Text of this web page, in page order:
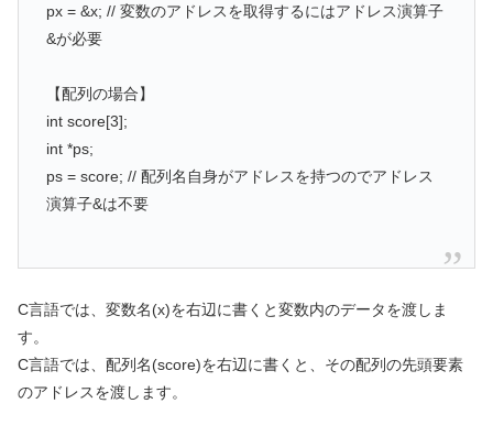
px = &x; // 変数のアドレスを取得するにはアドレス演算子
&が必要
【配列の場合】
int score[3];
int *ps;
ps = score; // 配列名自身がアドレスを持つのでアドレス
演算子&は不要
C言語では、変数名(x)を右辺に書くと変数内のデータを渡しま
す。
C言語では、配列名(score)を右辺に書くと、その配列の先頭要素
のアドレスを渡します。